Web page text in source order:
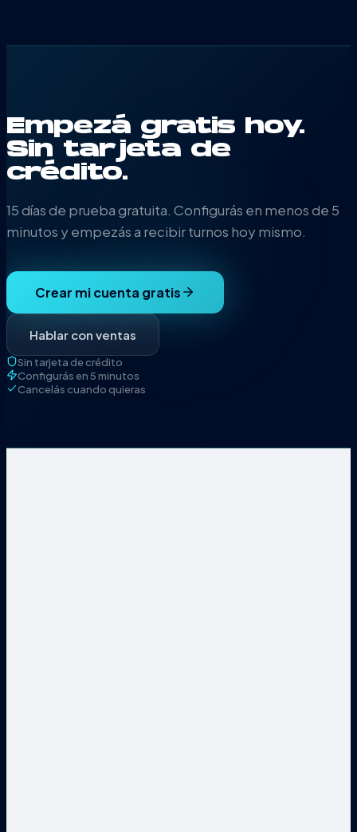
Empezá gratis hoy.
Sin tarjeta de
crédito.
15 días de prueba gratuita. Configurás en menos de 5
minutos y empezás a recibir turnos hoy mismo.
Crear mi cuenta gratis
Hablar con ventas
Sin tarjeta de crédito
Configurás en 5 minutos
Cancelás cuando quieras